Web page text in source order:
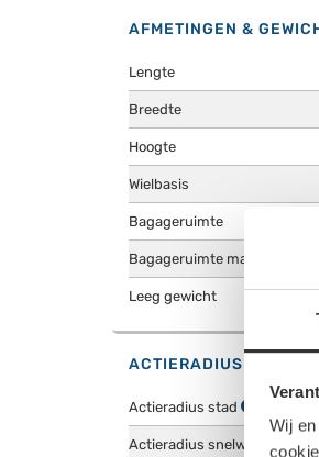
Wij en
AFMETINGEN &
Lengte
Breedte
Hoogte
Wielbasis
Bagageruimte
Bagageruimte max
Leeg gewicht
ACTIERADIUS &
Actieradius stad
Actieradius snelweg